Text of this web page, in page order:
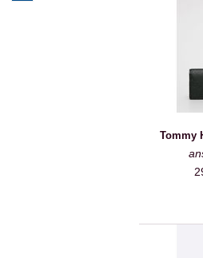
Tommy